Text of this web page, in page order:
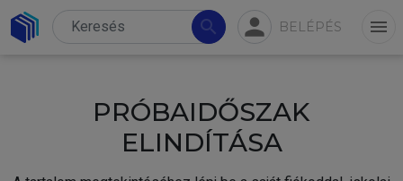
search person BELÉPÉS menu
PRÓBAIDŐSZAK
ELINDÍTÁSA